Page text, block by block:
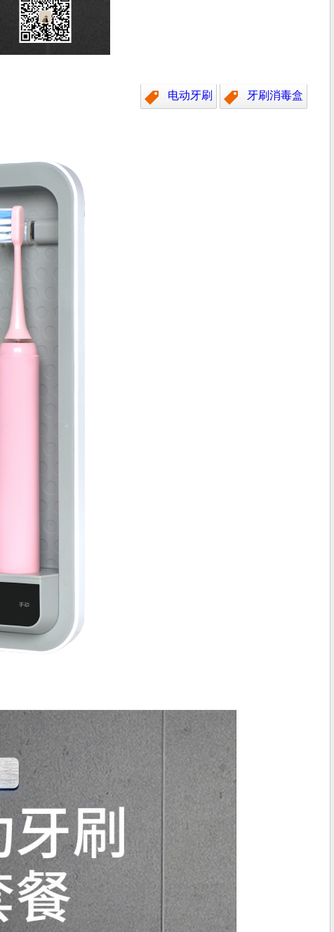
电动牙刷 牙刷消毒盒